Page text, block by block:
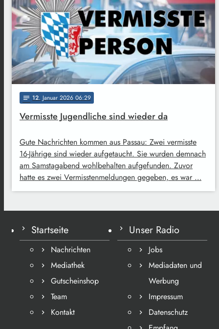
notes 12. Januar 2026 06:29
Vermisste Jugendliche sind wieder da
Gute Nachrichten kommen aus Passau: Zwei vermisste
16-Jährige sind wieder aufgetaucht. Sie wurden demnach
am Samstagabend wohlbehalten aufgefunden. Zuvor
hatte es zwei Vermisstenmeldungen gegeben, es war …
Startseite
Nachrichten
Mediathek
Gutscheinshop
Team
Kontakt
Unser Radio
Jobs
Mediadaten und
Werbung
Impressum
Datenschutz